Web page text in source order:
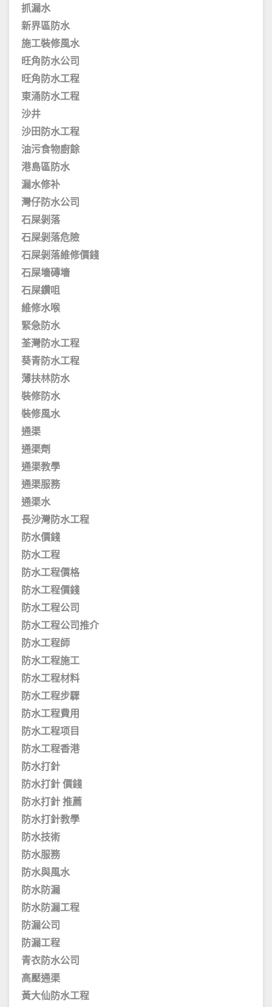
抓漏水
新界區防水
施工裝修風水
旺角防水公司
旺角防水工程
東涌防水工程
沙井
沙田防水工程
油污食物廚餘
港島區防水
漏水修补
灣仔防水公司
石屎剝落
石屎剝落危險
石屎剝落維修價錢
石屎墻磚墻
石屎鑽咀
維修水喉
緊急防水
荃灣防水工程
葵青防水工程
薄扶林防水
裝修防水
裝修風水
通渠
通渠劑
通渠教學
通渠服務
通渠水
長沙灣防水工程
防水價錢
防水工程
防水工程價格
防水工程價錢
防水工程公司
防水工程公司推介
防水工程師
防水工程施工
防水工程材料
防水工程步驟
防水工程費用
防水工程项目
防水工程香港
防水打針
防水打針 價錢
防水打針 推薦
防水打針教學
防水技術
防水服務
防水與風水
防水防漏
防水防漏工程
防漏公司
防漏工程
青衣防水公司
高壓通渠
黃大仙防水工程